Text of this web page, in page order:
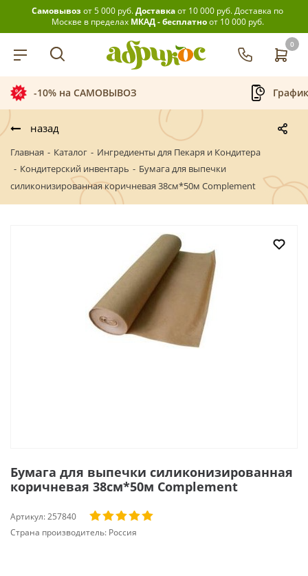
Самовывозот 5 000 руб.Доставкаот 10 000 руб.Доставка по
Москве в пределах МКАД - бесплатноот 10 000 руб.
0
График приёма заказов
назад
Главная - Каталог - Ингредиенты для Пекаря и Кондитера
- Кондитерский инвентарь - Бумага для выпечки
силиконизированная коричневая 38см*50м Complement
Бумага для выпечки силиконизированная
коричневая 38см*50м Complement
Артикул:257840
Страна производитель: Россия